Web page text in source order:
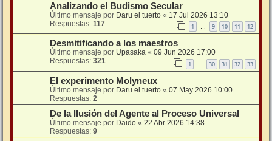
Analizando el Budismo Secular
Último mensaje por Daru el tuerto « 17 Jul 2026 13:10
Respuestas: 117 1 … 9 10 11 12
Desmitificando a los maestros
Último mensaje por Upasaka « 09 Jun 2026 17:00
Respuestas: 321 1 … 30 31 32 33
El experimento Molyneux
Último mensaje por Daru el tuerto « 07 May 2026 10:00
Respuestas: 2
De la Ilusión del Agente al Proceso Universal
Último mensaje por Daido « 22 Abr 2026 14:38
Respuestas: 9